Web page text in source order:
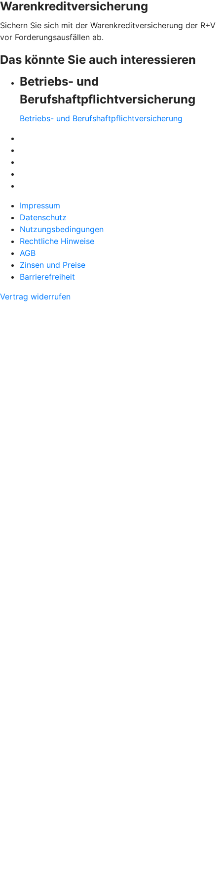
Warenkreditversicherung
Sichern Sie sich mit der Warenkreditversicherung der R+V
vor Forderungsausfällen ab.
Das könnte Sie auch interessieren
Betriebs- und
Berufshaftpflichtversicherung
Betriebs- und Berufshaftpflichtversicherung
Impressum
Datenschutz
Nutzungsbedingungen
Rechtliche Hinweise
AGB
Zinsen und Preise
Barrierefreiheit
Vertrag widerrufen